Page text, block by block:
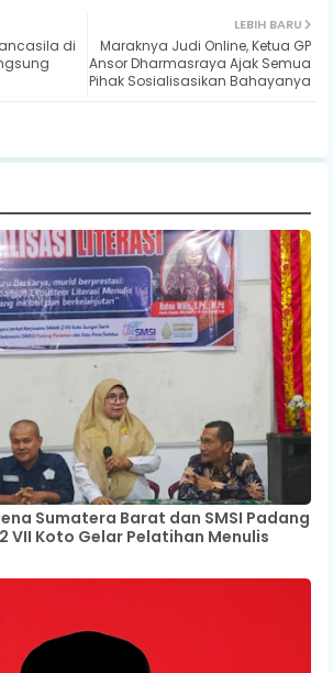
ter ats
LEBIH BARU
Maraknya Judi Online, Ketua GP
Ansor Dharmasraya Ajak Semua
Pihak Sosialisasikan Bahayanya
di
Sumatera Barat dan SMSI Padang
VII Koto Gelar Pelatihan Menulis